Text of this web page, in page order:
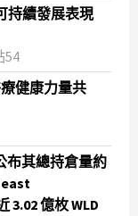
持續發展表現
54
健康力量共
布其總持倉量約
3.02 億枚 WLD